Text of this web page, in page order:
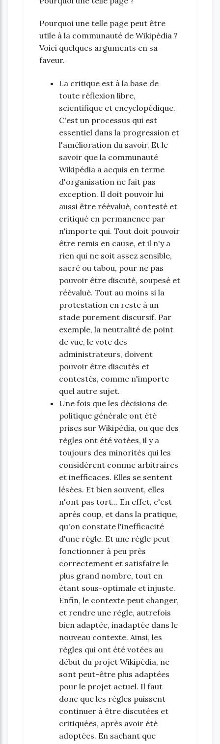
Pourquoi une telle page peut être
utile à la communauté de Wikipédia ?
Voici quelques arguments en sa
faveur.
La critique est à la base de
toute réflexion libre,
scientifique et encyclopédique.
C'est un processus qui est
essentiel dans la progression et
l'amélioration du savoir. Et le
savoir que la communauté
Wikipédia a acquis en terme
d'organisation ne fait pas
exception. Il doit pouvoir lui
aussi être réévalué, contesté et
critiqué en permanence par
n'importe qui. Tout doit pouvoir
être remis en cause, et il n'y a
rien qui ne soit assez sensible,
sacré ou tabou, pour ne pas
pouvoir être discuté, soupesé et
réévalué. Tout au moins si la
protestation en reste à un
stade purement discursif. Par
exemple, la neutralité de point
de vue, le vote des
administrateurs, doivent
pouvoir être discutés et
contestés, comme n'importe
quel autre sujet.
Une fois que les décisions de
politique générale ont été
prises sur Wikipédia, ou que des
règles ont été votées, il y a
toujours des minorités qui les
considèrent comme arbitraires
et inefficaces. Elles se sentent
lésées. Et bien souvent, elles
n'ont pas tort... En effet, c'est
après coup, et dans la pratique,
qu'on constate l'inefficacité
d'une règle. Et une règle peut
fonctionner à peu près
correctement et satisfaire le
plus grand nombre, tout en
étant sous-optimale et injuste.
Enfin, le contexte peut changer,
et rendre une règle, autrefois
bien adaptée, inadaptée dans le
nouveau contexte. Ainsi, les
règles qui ont été votées au
début du projet Wikipédia, ne
sont peut-être plus adaptées
pour le projet actuel. Il faut
donc que les règles puissent
continuer à être discutées et
critiquées, après avoir été
adoptées. En sachant que